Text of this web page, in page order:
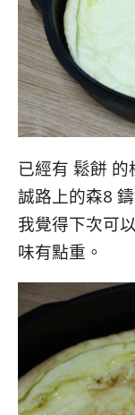
已經有 鬆餅
誠路上的森8
我覺得下次可
味有點重。